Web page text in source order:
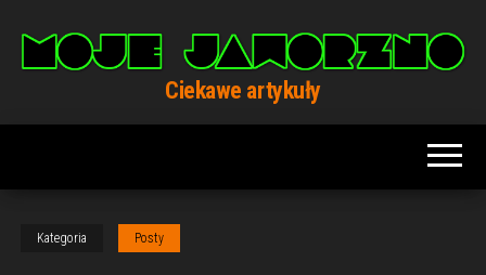
treści
Ciekawe artykuły
Kategoria Posty